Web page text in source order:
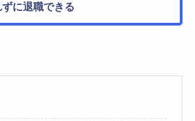
ずに退職できる